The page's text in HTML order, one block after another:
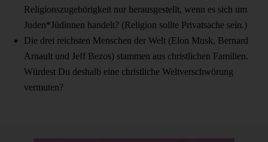
Religionszugehörigkeit nur herausgestellt, wenn es sich um
Juden*Jüdinnen handelt? (Religion sollte Privatsache sein.)
Die drei reichsten Menschen der Welt (Elon Musk, Bernard
Arnault und Jeff Bezos) stammen aus christlichen Familien.
Würdest Du deshalb eine christliche Weltverschwörung
vermuten?